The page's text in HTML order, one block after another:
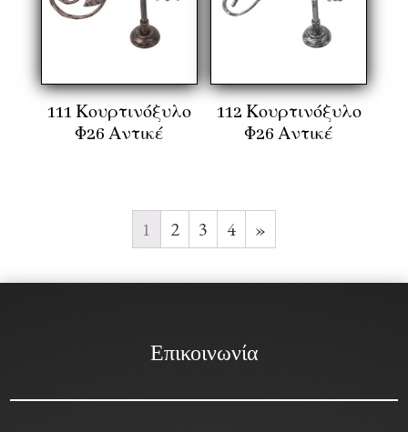
111 Κουρτινόξυλο
Φ26 Αντικέ
112 Κουρτινόξυλο
Φ26 Αντικέ
1 2 3 4 »
Επικοινωνία